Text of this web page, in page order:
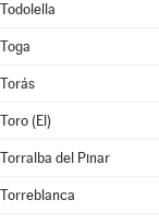
Todolella
Toga
Torás
Toro (El)
Torralba del Pinar
Torreblanca